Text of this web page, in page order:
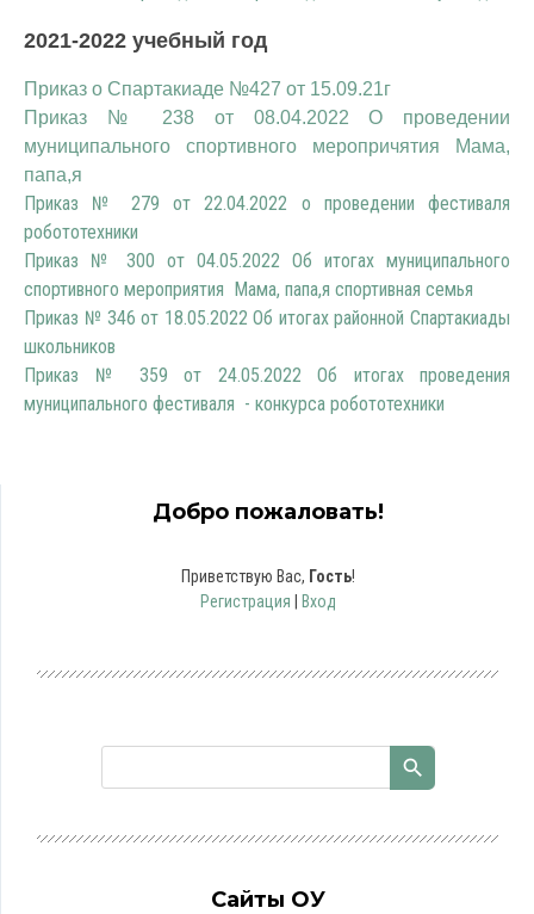
2021-2022 учебный год
Приказ о Спартакиаде №427 от 15.09.21г
Приказ № 238 от 08.04.2022 О проведении
муниципального спортивного меропричятия Мама,
папа,я
Приказ № 279 от 22.04.2022 о проведении фестиваля
робототехники
Приказ № 300 от 04.05.2022 Об итогах муниципального
спортивного мероприятия Мама, папа,я спортивная семья
Приказ № 346 от 18.05.2022 Об итогах районной Спартакиады
школьников
Приказ № 359 от 24.05.2022 Об итогах проведения
муниципального фестиваля - конкурса робототехники
Добро пожаловать!
Приветствую Вас, Гость!
Регистрация
Вход
Сайты ОУ